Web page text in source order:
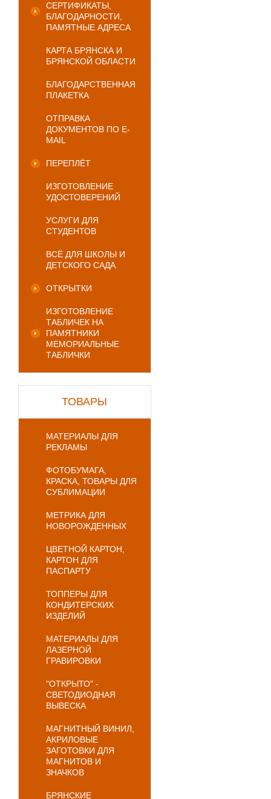
СЕРТИФИКАТЫ,
БЛАГОДАРНОСТИ,
ПАМЯТНЫЕ АДРЕСА
КАРТА БРЯНСКА И
БРЯНСКОЙ ОБЛАСТИ
БЛАГОДАРСТВЕННАЯ
ПЛАКЕТКА
ОТПРАВКА
ДОКУМЕНТОВ ПО E-
MAIL
ПЕРЕПЛЁТ
ИЗГОТОВЛЕНИЕ
УДОСТОВЕРЕНИЙ
УСЛУГИ ДЛЯ
СТУДЕНТОВ
ВСЁ ДЛЯ ШКОЛЫ И
ДЕТСКОГО САДА
ОТКРЫТКИ
ИЗГОТОВЛЕНИЕ
ТАБЛИЧЕК НА
ПАМЯТНИКИ
МЕМОРИАЛЬНЫЕ
ТАБЛИЧКИ
ТОВАРЫ
МАТЕРИАЛЫ ДЛЯ
РЕКЛАМЫ
ФОТОБУМАГА,
КРАСКА, ТОВАРЫ ДЛЯ
СУБЛИМАЦИИ
МЕТРИКА ДЛЯ
НОВОРОЖДЕННЫХ
ЦВЕТНОЙ КАРТОН,
КАРТОН ДЛЯ
ПАСПАРТУ
ТОППЕРЫ ДЛЯ
КОНДИТЕРСКИХ
ИЗДЕЛИЙ
МАТЕРИАЛЫ ДЛЯ
ЛАЗЕРНОЙ
ГРАВИРОВКИ
"ОТКРЫТО" -
СВЕТОДИОДНАЯ
ВЫВЕСКА
МАГНИТНЫЙ ВИНИЛ,
АКРИЛОВЫЕ
ЗАГОТОВКИ ДЛЯ
МАГНИТОВ И
ЗНАЧКОВ
БРЯНСКИЕ